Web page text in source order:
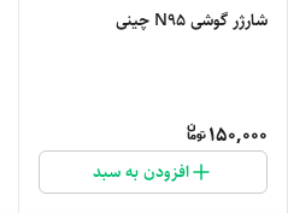
شارژر گوشی N95 چینی
150,000
افزودن به سبد